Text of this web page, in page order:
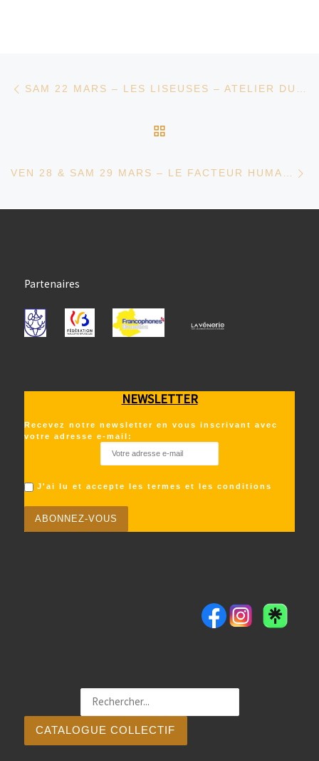
Partenaires
NEWSLETTER
Recevez notre newsletter en vous inscrivant avec
votre adresse e-mail:
J'ai lu et accepte les termes et les conditions
CATALOGUE COLLECTIF